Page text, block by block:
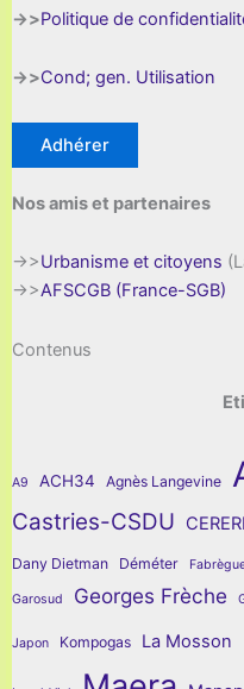
->>Politique de
->>Cond; gen. Utilisation
Adhérer
Nos amis et partenaires
->>Urbanisme et citoyens
->>AFSCGB (France-SGB)
Contenus
A9 ACH34 Agnès Langevine
Castries-CSDU
Dany Dietman Déméter
Garosud Georges Frèche
Japon Kompogas La Mosson